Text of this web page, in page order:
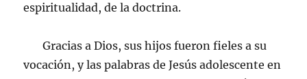
espiritualidad, de la doctrina.
Gracias a Dios, sus hijos fueron fieles a su
vocación, y las palabras de Jesús adolescente en